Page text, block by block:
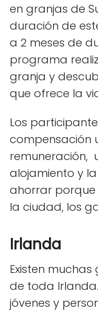
en granjas de
duración de
a 2 meses de
programa
granja y
que ofrece la
Los
compensación
remuneración,
alojamiento y
ahorrar porque
la ciudad, los
Irlanda
Existen
de toda
jóvenes y